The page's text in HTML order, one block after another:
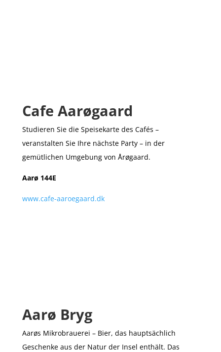
Cafe Aarøgaard
Studieren Sie die Speisekarte des Cafés –
veranstalten Sie Ihre nächste Party – in der
gemütlichen Umgebung von Årøgaard.
Aarø 144E
www.cafe-aaroegaard.dk
Aarø Bryg
Aarøs Mikrobrauerei – Bier, das hauptsächlich
Geschenke aus der Natur der Insel enthält. Das